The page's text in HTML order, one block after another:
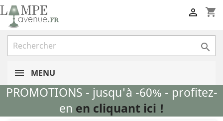
shopping_cart


MENU
PROMOTIONS - jusqu'à -60% - profitez-
en en cliquant ici !